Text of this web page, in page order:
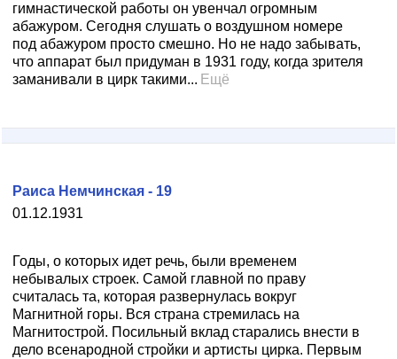
гимнастической работы он увенчал огромным
абажуром. Сегодня слушать о воздушном номере
под абажуром просто смешно. Но не надо забывать,
что аппарат был придуман в 1931 году, когда зрителя
заманивали в цирк такими... Ещё
01.12.1931
Раиса Немчинская - 19
Годы, о которых идет речь, были временем
небывалых строек. Самой главной по праву
считалась та, которая развернулась вокруг
Магнитной горы. Вся страна стремилась на
Магнитострой. Посильный вклад старались внести в
дело всенародной стройки и артисты цирка. Первым